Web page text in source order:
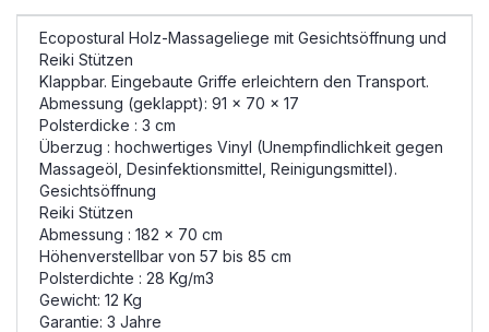
Ecopostural Holz-Massageliege mit Gesichtsöffnung und
Reiki Stützen
Klappbar. Eingebaute Griffe erleichtern den Transport.
Abmessung (geklappt): 91 x 70 x 17
Polsterdicke : 3 cm
Überzug : hochwertiges Vinyl (Unempfindlichkeit gegen
Massageöl, Desinfektionsmittel, Reinigungsmittel).
Gesichtsöffnung
Reiki Stützen
Abmessung : 182 x 70 cm
Höhenverstellbar von 57 bis 85 cm
Polsterdichte : 28 Kg/m3
Gewicht: 12 Kg
Garantie: 3 Jahre